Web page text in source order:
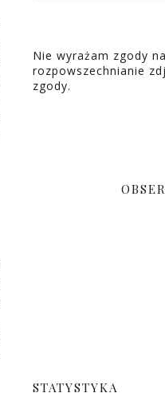
Nie wyrażam zgody
rozpowszechnianie
zgody.
STATYSTYKA